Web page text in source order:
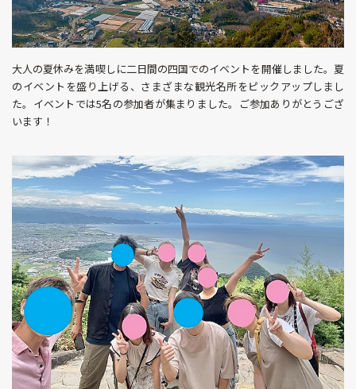
大人の夏休みを満喫しに二日間の四国でのイベントを開催しました。夏
のイベントを盛り上げる、さまざまな観光名所をピックアップしまし
た。イベントでは5名の参加者が集まりました。ご参加ありがとうござ
います！